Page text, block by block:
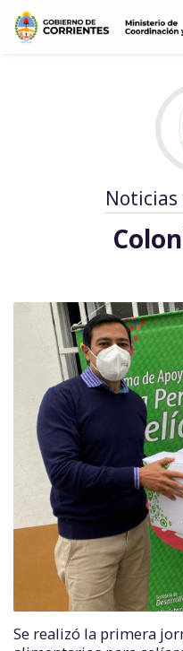
Se realizó la primera